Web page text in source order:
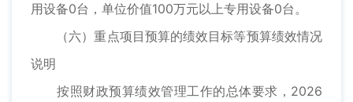
用设备0台，单位价值100万元以上专用设备0台。
（六）重点项目预算的绩效目标等预算绩效情况
说明
按照财政预算绩效管理工作的总体要求，2026